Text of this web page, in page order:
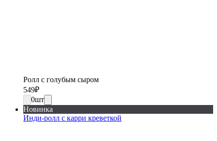
Ролл с голубым сыром
549₽
0шт
Новинка
Инди-ролл с карри креветкой